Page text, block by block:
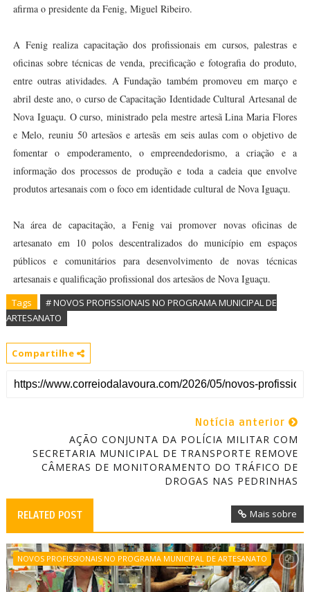
afirma o presidente da Fenig, Miguel Ribeiro.
A Fenig realiza capacitação dos profissionais em cursos, palestras e
oficinas sobre técnicas de venda, precificação e fotografia do produto,
entre outras atividades. A Fundação também promoveu em março e
abril deste ano, o curso de Capacitação Identidade Cultural Artesanal de
Nova Iguaçu. O curso, ministrado pela mestre artesã Lina Maria Flores
e Melo, reuniu 50 artesãos e artesãs em seis aulas com o objetivo de
fomentar o empoderamento, o empreendedorismo, a criação e a
informação dos processos de produção e toda a cadeia que envolve
produtos artesanais com o foco em identidade cultural de Nova Iguaçu.
Na área de capacitação, a Fenig vai promover novas oficinas de
artesanato em 10 polos descentralizados do município em espaços
públicos e comunitários para desenvolvimento de novas técnicas
artesanais e qualificação profissional dos artesãos de Nova Iguaçu.
Tags
# NOVOS PROFISSIONAIS NO PROGRAMA MUNICIPAL DE
ARTESANATO
Compartilhe
Notícia anterior
AÇÃO CONJUNTA DA POLÍCIA MILITAR COM
SECRETARIA MUNICIPAL DE TRANSPORTE REMOVE
CÂMERAS DE MONITORAMENTO DO TRÁFICO DE
DROGAS NAS PEDRINHAS
RELATED POST Mais sobre
NOVOS PROFISSIONAIS NO PROGRAMA MUNICIPAL DE ARTESANATO